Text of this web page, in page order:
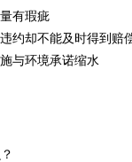
有瑕疵
约却不能及时得到赔
与环境承诺缩水